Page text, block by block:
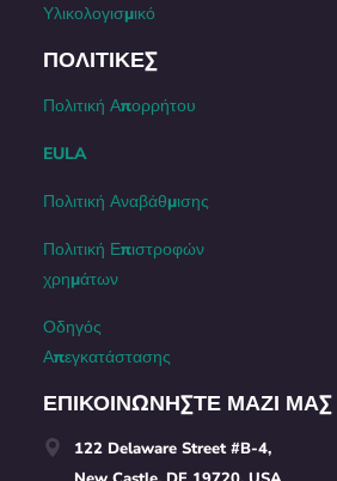
Υλικολογισμικό
ΠΟΛΙΤΙΚΈΣ
Πολιτική Απορρήτου
EULA
Πολιτική Αναβάθμισης
Πολιτική Επιστροφών
χρημάτων
Οδηγός
Απεγκατάστασης
ΕΠΙΚΟΙΝΩΝΉΣΤΕ ΜΑΖΊ ΜΑΣ
122 Delaware Street #B-4,